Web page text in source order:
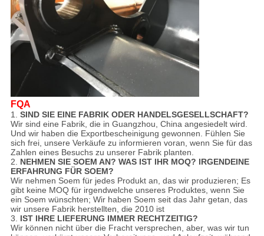
FQA
1. SIND SIE EINE FABRIK ODER HANDELSGESELLSCHAFT?
Wir sind eine Fabrik, die in Guangzhou, China angesiedelt wird.
Und wir haben die Exportbescheinigung gewonnen. Fühlen Sie
sich frei, unsere Verkäufe zu informieren voran, wenn Sie für das
Zahlen eines Besuchs zu unserer Fabrik planten.
2. NEHMEN SIE SOEM AN? WAS IST IHR MOQ? IRGENDEINE
ERFAHRUNG FÜR SOEM?
Wir nehmen Soem für jedes Produkt an, das wir produzieren; Es
gibt keine MOQ für irgendwelche unseres Produktes, wenn Sie
ein Soem wünschten; Wir haben Soem seit das Jahr getan, das
wir unsere Fabrik herstellten, die 2010 ist
3. IST IHRE LIEFERUNG IMMER RECHTZEITIG?
Wir können nicht über die Fracht versprechen, aber, was wir tun